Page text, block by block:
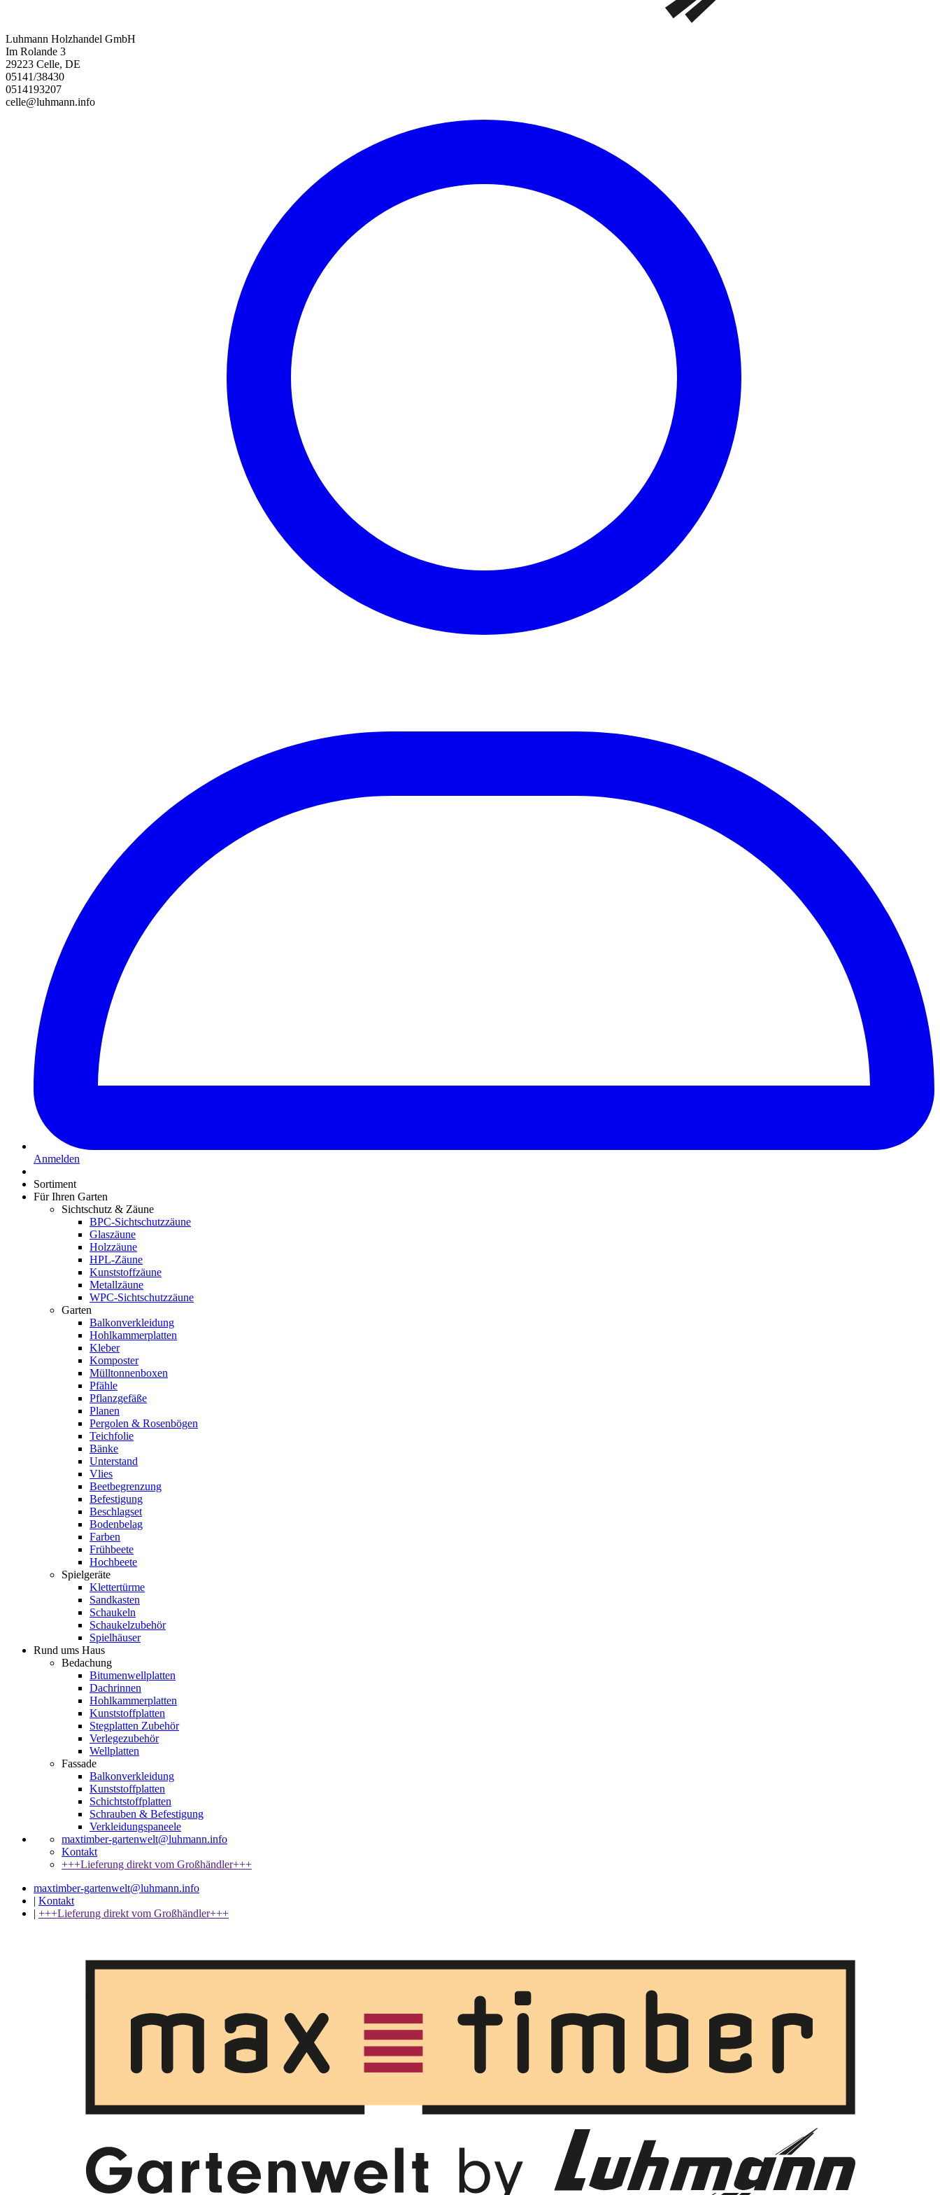
Luhmann Holzhandel GmbH
Im Rolande 3
29223 Celle, DE
05141/38430
0514193207
celle@luhmann.info
Anmelden
Sortiment
Für Ihren Garten
Sichtschutz & Zäune
BPC-Sichtschutzzäune
Glaszäune
Holzzäune
HPL-Zäune
Kunststoffzäune
Metallzäune
WPC-Sichtschutzzäune
Garten
Balkonverkleidung
Hohlkammerplatten
Kleber
Komposter
Mülltonnenboxen
Pfähle
Pflanzgefäße
Planen
Pergolen & Rosenbögen
Teichfolie
Bänke
Unterstand
Vlies
Beetbegrenzung
Befestigung
Beschlagset
Bodenbelag
Farben
Frühbeete
Hochbeete
Spielgeräte
Klettertürme
Sandkasten
Schaukeln
Schaukelzubehör
Spielhäuser
Rund ums Haus
Bedachung
Bitumenwellplatten
Dachrinnen
Hohlkammerplatten
Kunststoffplatten
Stegplatten Zubehör
Verlegezubehör
Wellplatten
Fassade
Balkonverkleidung
Kunststoffplatten
Schichtstoffplatten
Schrauben & Befestigung
Verkleidungspaneele
maxtimber-gartenwelt@luhmann.info
Kontakt
+++Lieferung direkt vom Großhändler+++
maxtimber-gartenwelt@luhmann.info
| Kontakt
| +++Lieferung direkt vom Großhändler+++